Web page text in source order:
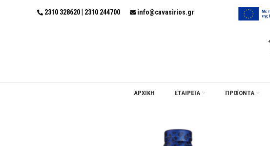
2310 328620 | 2310 244700 info@cavasirios.gr
ΑΡΧΙΚΗ ΕΤΑΙΡΕΙΑ ΠΡΟΪΟΝΤΑ